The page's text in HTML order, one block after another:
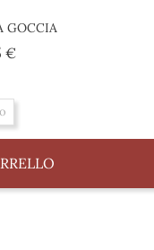
GOCCIA
€Prezzo